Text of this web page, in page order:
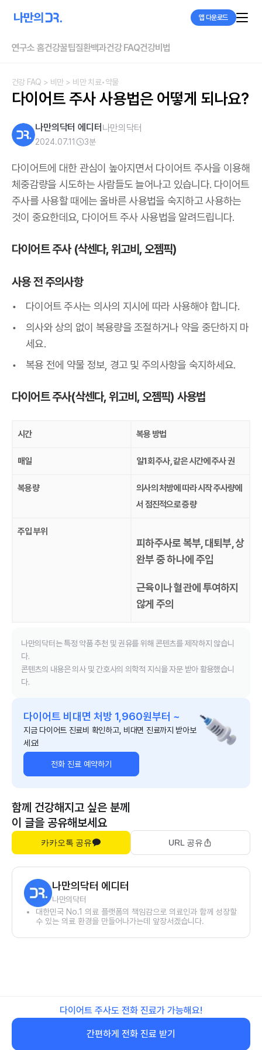
앱 다운로드
연구소 홈건강꿀팁질환백과건강 FAQ건강비법
건강 FAQ > 비만> 비만 치료•약물
다이어트 주사 사용법은 어떻게 되나요?
나만의닥터 에디터 나만의닥터
2024.07.11 3분
다이어트에 대한 관심이 높아지면서 다이어트 주사을 이용해
체중감량을 시도하는 사람들도 늘어나고 있습니다. 다이어트
주사를 사용할 때에는 올바른 사용법을 숙지하고 사용하는
것이 중요한데요, 다이어트 주사 사용법을 알려드립니다.
다이어트 주사 (삭센다, 위고비, 오젬픽)
사용 전 주의사항
다이어트 주사는 의사의 지시에 따라 사용해야 합니다.
의사와 상의 없이 복용량을 조절하거나 약을 중단하지 마
세요.
복용 전에 약물 정보, 경고 및 주의사항을 숙지하세요.
다이어트 주사(삭센다, 위고비, 오젬픽) 사용법
시간 복용 방법
매일 일1회 주사, 같은 시간에 주사 권
복용량
의사의 처방에 따라 시작 주사량에
서 점진적으로 증량
주입 부위
피하주사로 복부, 대퇴부, 상
완부 중 하나에 주입
근육이나 혈관에 투여하지
않게 주의
나만의닥터는 특정 약품 추천 및 권유를 위해 콘텐츠를 제작하지 않습니
다.
콘텐츠의 내용은 의사 및 간호사의 의학적 지식을 자문 받아 활용했습니
다.
다이어트 비대면 처방 1,960원부터 ~
지금 다이어트 진료비 확인하고, 비대면 진료까지 받아보
세요!
전화 진료 예약하기
함께 건강해지고 싶은 분께
이 글을 공유해보세요
카카오톡 공유 URL 공유
나만의닥터 에디터
나만의닥터
대한민국 No.1 의료 플랫폼의 책임감으로 의료인과 함께 성장할
수 있는 의료 환경을 만들어나가는데 앞장서겠습니다.
다이어트 주사도 전화 진료가 가능해요!
간편하게 전화 진료 받기